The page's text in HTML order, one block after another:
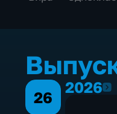
26
20262026